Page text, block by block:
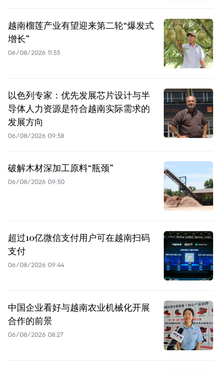
越南榴莲产业有望迎来第二轮“爆发式
增长”
06/08/2026 11:55
以色列专家：优先发展芯片设计与半
导体人力资源是符合越南实际需求的
发展方向
06/08/2026 09:58
破解木材深加工原料“瓶颈”
06/08/2026 09:50
超过10亿微信支付用户可在越南扫码
支付
06/08/2026 09:44
中国企业看好与越南农业机械化开展
合作的前景
06/08/2026 08:27